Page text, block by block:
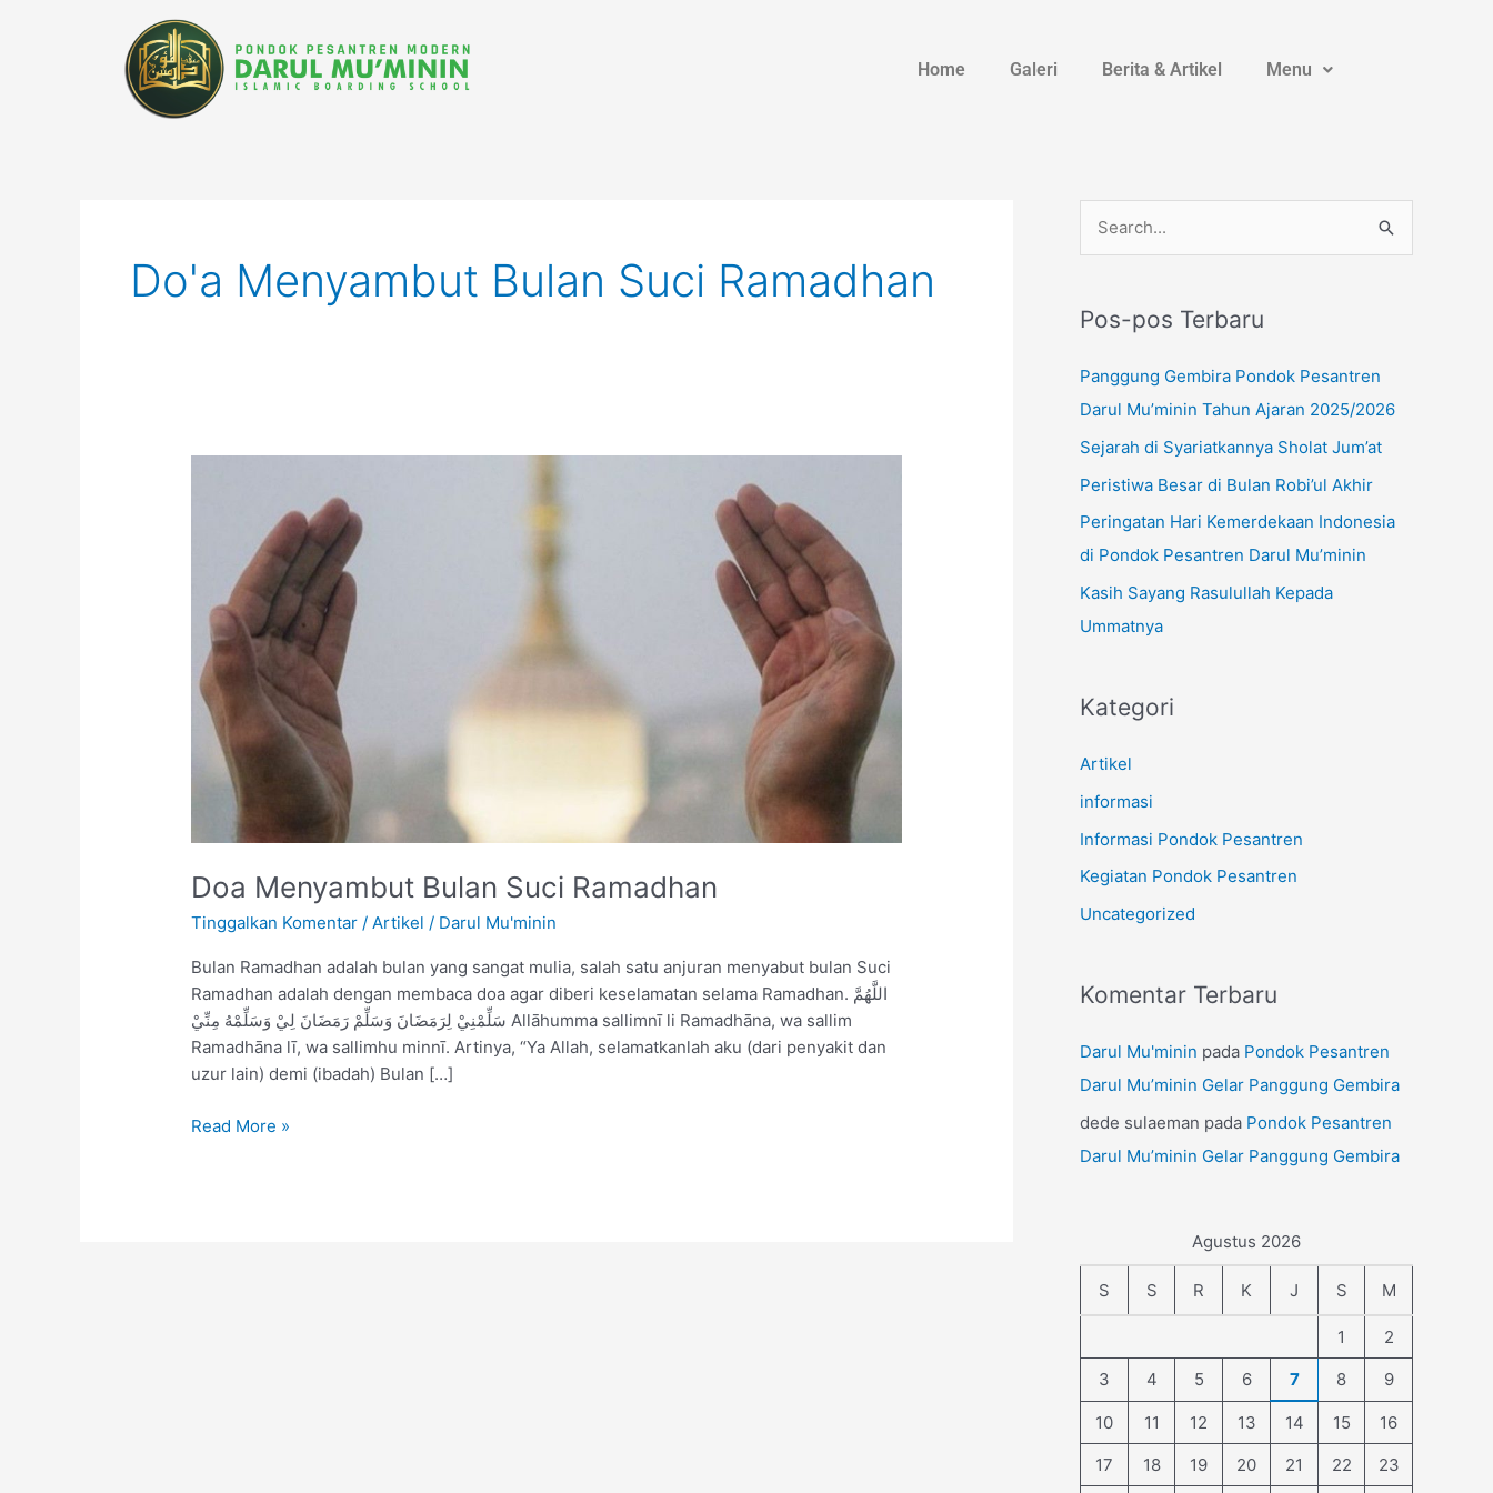
Home Galeri Berita & Artikel Menu
Do'a Menyambut Bulan Suci Ramadhan
Doa Menyambut Bulan Suci Ramadhan
Tinggalkan Komentar /Artikel / Darul Mu'minin
Bulan Ramadhan adalah bulan yang sangat mulia, salah satu anjuran menyabut bulan Suci
Ramadhan adalah dengan membaca doa agar diberi keselamatan selama Ramadhan. اللَّهُمَّ
سَلِّمْنِيْ لِرَمَضَانَ وَسَلِّمْ رَمَضَانَ لِيْ وَسَلِّمْهُ مِنِّيْ Allāhumma sallimnī li Ramadhāna, wa sallim
Ramadhāna lī, wa sallimhu minnī. Artinya, “Ya Allah, selamatkanlah aku (dari penyakit dan
uzur lain) demi (ibadah) Bulan […]
Ramadhan
Read More »
i
u
n
k
:
Pos-pos Terbaru
Panggung Gembira Pondok Pesantren
Darul Mu’minin Tahun Ajaran 2025/2026
Sejarah di Syariatkannya Sholat Jum’at
Peristiwa Besar di Bulan Robi’ul Akhir
Peringatan Hari Kemerdekaan Indonesia
di Pondok Pesantren Darul Mu’minin
Kasih Sayang Rasulullah Kepada
Ummatnya
Kategori
Artikel
informasi
Informasi Pondok Pesantren
Kegiatan Pondok Pesantren
Uncategorized
Komentar Terbaru
Darul Mu'minin pada Pondok Pesantren
Darul Mu’minin Gelar Panggung Gembira
dede sulaeman pada Pondok Pesantren
Darul Mu’minin Gelar Panggung Gembira
Agustus 2026
S S R K J S M
1
2
3
4 5 6 7 8 9
10 11 12 13 14 15
16
17
18 19 20 21 22 23
InstagramYouTube WhatsApp